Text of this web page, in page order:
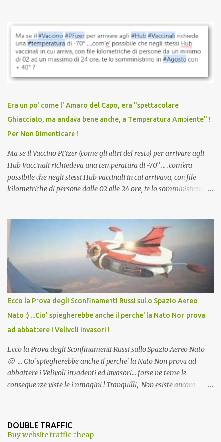
vaccinazione. Non avevamo mai sentito parlare di ricompense,
sconti, incentivi per vaccinarsi. Non avevamo mai visto
discriminazioni per coloro che non l’hanno fatto. Se non sei stato
vaccinato, nessuno aveva prima cercato di farti sentire una
persona cattiva. Non avevamo mai visto un vaccino che minacci le
vaccino usato per minacciare i mezzi di sussistenza, il lavoro o la
scuola. Non avevamo mai visto un vaccino che permettesse a un
dodicenne di ignorare il consenso dei genitori. Dopo tutti i vaccini
che abbiamo elencato sopra...
Era un po' come l' Amaro del Capo, era "spettacolare
Ghiacciato, ma andava bene anche, a Temperatura Ambiente" !
Per Non Dimenticare !
Ma se il Vaccino PFizer (come gli altri del resto) per arrivare agli
Hub Vaccinali richiedeva una temperatura di -70° ... .com'era
possibile che negli stessi Hub vaccinali in cui arrivava, con file
kilometriche di persone dalle 02 alle 24 ore, te lo somministravano
Vaccino come: l' Amaro del Capo, era "spettacolare Ghiacciato, ma
andava bene anche, a Temperatura Ambiente"! Riproponiamo
l'articolo per NON Dimenticare!
Ecco la Prova degli Sconfinamenti Russi sullo Spazio Aereo
Nato :) ...Cio' spiegherebbe anche il perche' la Nato Non prova
ad abbattere i Velivoli invasori !
Ecco la Prova degli Sconfinamenti Russi sullo Spazio Aereo Nato
😛 ... Cio' spiegherebbe anche il perche' la Nato Non prova ad
abbattere i Velivoli invadenti ed invasori... forse ne teme le
conseguenze viste le immagini ! Tranquilli, Non esiste ancora
ancora una fantasia Nato o forse una "False Flag", per provocare
una guerra mondiale che difficilmente da menti sane, potrebbe
DOUBLE TRAFFIC
Buy website traffic cheap